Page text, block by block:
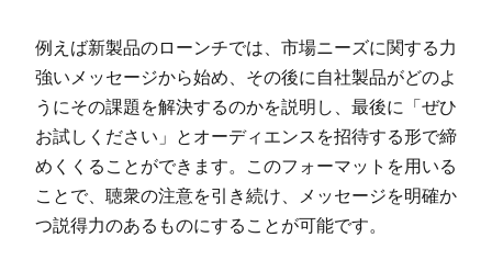
例えば新製品のローンチでは、市場ニーズに関する力
強いメッセージから始め、その後に自社製品がどのよ
うにその課題を解決するのかを説明し、最後に「ぜひ
お試しください」とオーディエンスを招待する形で締
めくくることができます。このフォーマットを用いる
ことで、聴衆の注意を引き続け、メッセージを明確か
つ説得力のあるものにすることが可能です。